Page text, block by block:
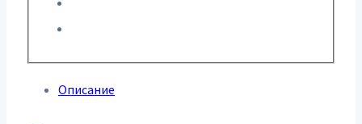
Описание